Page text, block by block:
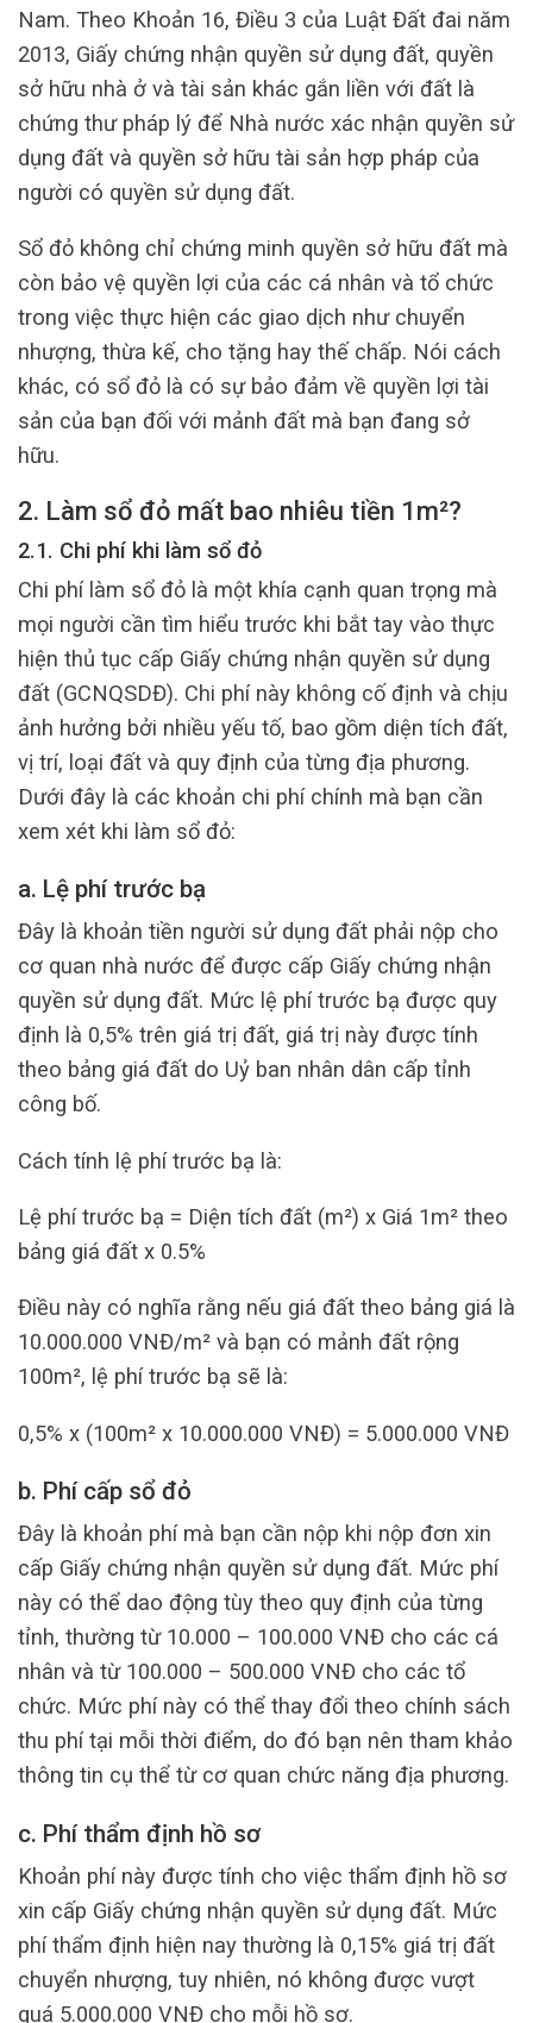
Nam. Theo Khoản 16, Điều 3 của Luật Đất đai năm
2013, Giấy chứng nhận quyền sử dụng đất, quyền
sở hữu nhà ở và tài sản khác gắn liền với đất là
chứng thư pháp lý để Nhà nước xác nhận quyền sử
dụng đất và quyền sở hữu tài sản hợp pháp của
người có quyền sử dụng đất.
Sổ đỏ không chỉ chứng minh quyền sở hữu đất mà
còn bảo vệ quyền lợi của các cá nhân và tổ chức
trong việc thực hiện các giao dịch như chuyển
nhượng, thừa kế, cho tặng hay thế chấp. Nói cách
khác, có sổ đỏ là có sự bảo đảm về quyền lợi tài
sản của bạn đối với mảnh đất mà bạn đang sở
hữu.
2. Làm sổ đỏ mất bao nhiêu tiền 1m²?
2.1. Chi phí khi làm sổ đỏ
Chi phí làm sổ đỏ là một khía cạnh quan trọng mà
mọi người cần tìm hiểu trước khi bắt tay vào thực
hiện thủ tục cấp Giấy chứng nhận quyền sử dụng
đất (GCNQSDĐ). Chi phí này không cố định và chịu
ảnh hưởng bởi nhiều yếu tố, bao gồm diện tích đất,
vị trí, loại đất và quy định của từng địa phương.
Dưới đây là các khoản chi phí chính mà bạn cần
xem xét khi làm sổ đỏ:
a. Lệ phí trước bạ
Đây là khoản tiền người sử dụng đất phải nộp cho
cơ quan nhà nước để được cấp Giấy chứng nhận
quyền sử dụng đất. Mức lệ phí trước bạ được quy
định là 0,5% trên giá trị đất, giá trị này được tính
theo bảng giá đất do Uỷ ban nhân dân cấp tỉnh
công bố.
Cách tính lệ phí trước bạ là:
Lệ phí trước bạ = Diện tích đất (m²) x Giá 1m² theo
bảng giá đất x 0.5%
Điều này có nghĩa rằng nếu giá đất theo bảng giá là
10.000.000 VNĐ/m² và bạn có mảnh đất rộng
100m², lệ phí trước bạ sẽ là:
0,5% x (100m² x 10.000.000 VNĐ) = 5.000.000 VNĐ
b. Phí cấp sổ đỏ
Đây là khoản phí mà bạn cần nộp khi nộp đơn xin
cấp Giấy chứng nhận quyền sử dụng đất. Mức phí
này có thể dao động tùy theo quy định của từng
tỉnh, thường từ 10.000 – 100.000 VNĐ cho các cá
nhân và từ 100.000 – 500.000 VNĐ cho các tổ
chức. Mức phí này có thể thay đổi theo chính sách
thu phí tại mỗi thời điểm, do đó bạn nên tham khảo
thông tin cụ thể từ cơ quan chức năng địa phương.
c. Phí thẩm định hồ sơ
Khoản phí này được tính cho việc thẩm định hồ sơ
xin cấp Giấy chứng nhận quyền sử dụng đất. Mức
phí thẩm định hiện nay thường là 0,15% giá trị đất
chuyển nhượng, tuy nhiên, nó không được vượt
quá 5.000.000 VNĐ cho mỗi hồ sơ.